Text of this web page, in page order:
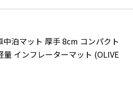
中泊マット 厚手 8cm コンパクト
量 インフレーターマット (OLIVE